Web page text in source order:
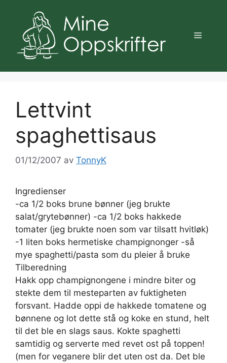
innhold
Meny
Lettvint
spaghettisaus
01/12/2007 av TonnyK
Ingredienser
-ca 1/2 boks brune bønner (jeg brukte
salat/grytebønner) -ca 1/2 boks hakkede
tomater (jeg brukte noen som var tilsatt hvitløk)
-1 liten boks hermetiske champignonger -så
mye spaghetti/pasta som du pleier å bruke
Tilberedning
Hakk opp champignongene i mindre biter og
stekte dem til mesteparten av fuktigheten
forsvant. Hadde oppi de hakkede tomatene og
bønnene og lot dette stå og koke en stund, helt
til det ble en slags saus. Kokte spaghetti
samtidig og serverte med revet ost på toppen!
(men for veganere blir det uten ost da. Det ble